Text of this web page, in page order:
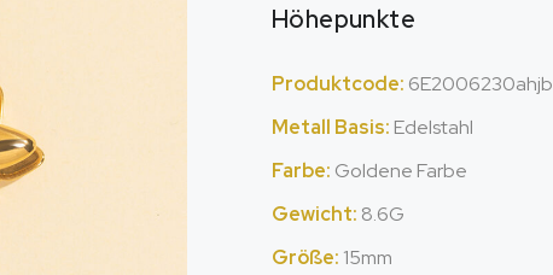
Höhepunkte
Produktcode: 6E2006230ahjb
Metall Basis: Edelstahl
Farbe: Goldene Farbe
Gewicht: 8.6G
Größe: 15mm